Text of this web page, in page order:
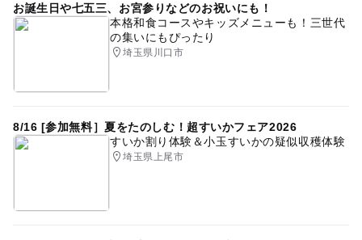
お誕生日や七五三、お宮参りなどのお祝いにも！
本格和食コースやキッズメニューも！三世代
の集いにもぴったり
埼玉県川口市
8/16 [参加無料］夏をたのしむ！超すいかフェア2026
すいか割り体験＆小玉すいかの疑似収穫体験
埼玉県上尾市